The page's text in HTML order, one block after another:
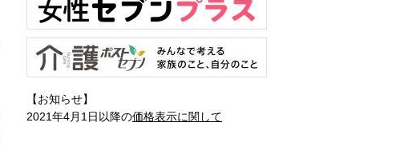
【お知らせ】
2021年4月1日以降の価格表示に関して